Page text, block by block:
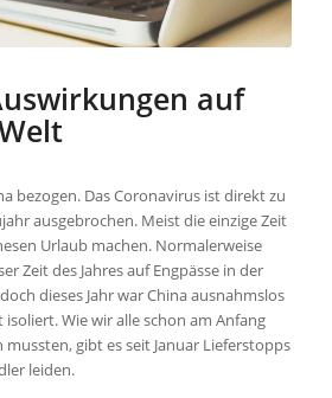
auf
bezogen. Das Coronavirus ist direkt zu
ausgebrochen. Meist die einzige Zeit
Urlaub machen. Normalerweise
Zeit des Jahres auf Engpässe in der
dieses Jahr war China ausnahmslos
Wie wir alle schon am Anfang
gibt es seit Januar Lieferstopps
leiden.